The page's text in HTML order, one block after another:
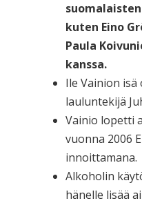
kuten Eino
Paula
kanssa.
Ile Vainion
lauluntekijä
Vainio lopetti
vuonna 2006
innoittamana.
Alkoholin
hänelle lisää